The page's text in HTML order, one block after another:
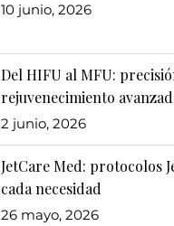
10 junio, 2026
Del HIFU al MFU:
rejuvenecimiento
2 junio, 2026
JetCare Med: protocolos
cada necesidad
26 mayo, 2026